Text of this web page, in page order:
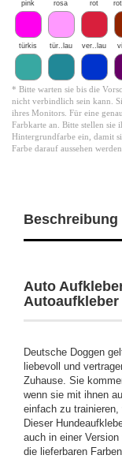
pink rosa rot
türkis tür..lau ver..lau
* Bitte warten sie bis die
nicht verbindlich sein kann.
ihres Monitors. Für eine
Farbkarte an. Bitte stellen sie
Hintergrundfarbe ein, damit
Farbe darauf aussehen werden.
Beschreibung
Auto
Autoaufkleber
Deutsche Doggen
liebevoll und
Zuhause. Sie
wenn sie mit ihnen
einfach zu
Dieser
auch in einer
die lieferbaren